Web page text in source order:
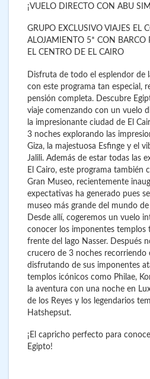
¡VUELO DIRECTO CON ABU
GRUPO EXCLUSIVO VIAJES EL
ALOJAMIENTO 5* CON BARCO
EL CENTRO DE EL CAIRO
Disfruta de todo el esplendor de
con este programa tan especial,
pensión completa. Descubre
viaje comenzando con un vuelo
la impresionante ciudad de El
3 noches explorando las
Giza, la majestuosa Esfinge y el
Jalili. Además de estar todas las
El Cairo, este programa también
Gran Museo, recientemente
expectativas ha generado pues
museo más grande del mundo
Desde allí, cogeremos un vuelo
conocer los imponentes templos
frente del lago Nasser. Después
crucero de 3 noches recorriendo
disfrutando de sus imponentes
templos icónicos como Philae,
la aventura con una noche en
de los Reyes y los legendarios
Hatshepsut.
¡El capricho perfecto para
Egipto!